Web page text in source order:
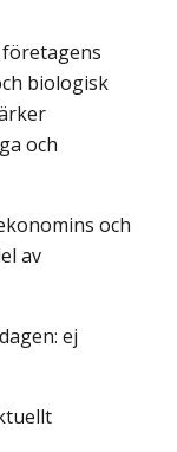
biologisk
och
och
av
ej